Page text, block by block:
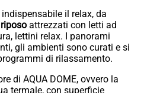
il relax, da
attrezzati con letti ad
lettini relax. I panorami
gli ambienti sono curati e si
di rilassamento.
di AQUA DOME, ovvero la
termale, con superficie